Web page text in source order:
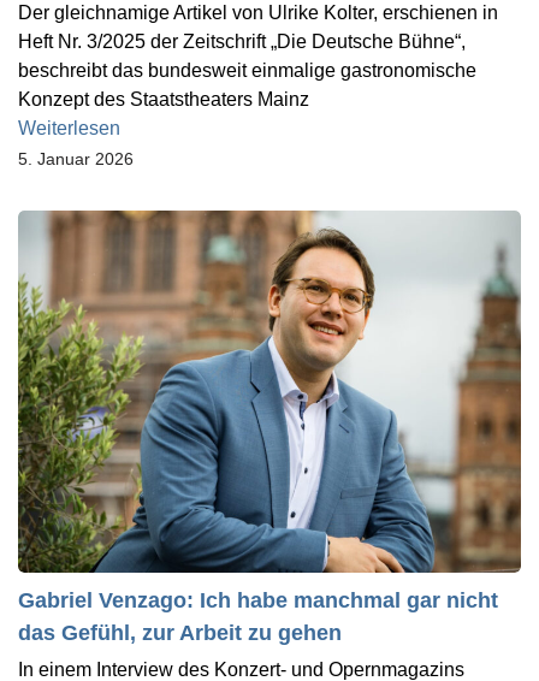
Der gleichnamige Artikel von Ulrike Kolter, erschienen in
Heft Nr. 3/2025 der Zeitschrift „Die Deutsche Bühne“,
beschreibt das bundesweit einmalige gastronomische
Konzept des Staatstheaters Mainz
Weiterlesen
5. Januar 2026
Gabriel Venzago: Ich habe manchmal gar nicht
das Gefühl, zur Arbeit zu gehen
In einem Interview des Konzert- und Opernmagazins